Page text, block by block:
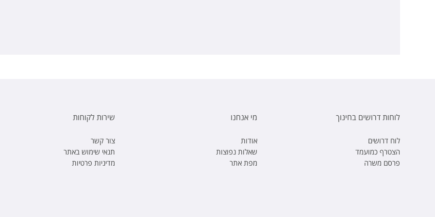
לוחות דרושים בחינוך
לוח דרושים
הצטרף כמועמד
פרסם משרה
מי אנחנו
אודות
שאלות נפוצות
מפת אתר
שירות לקוחות
צור קשר
תנאי שימוש באתר
מדיניות פרטיות